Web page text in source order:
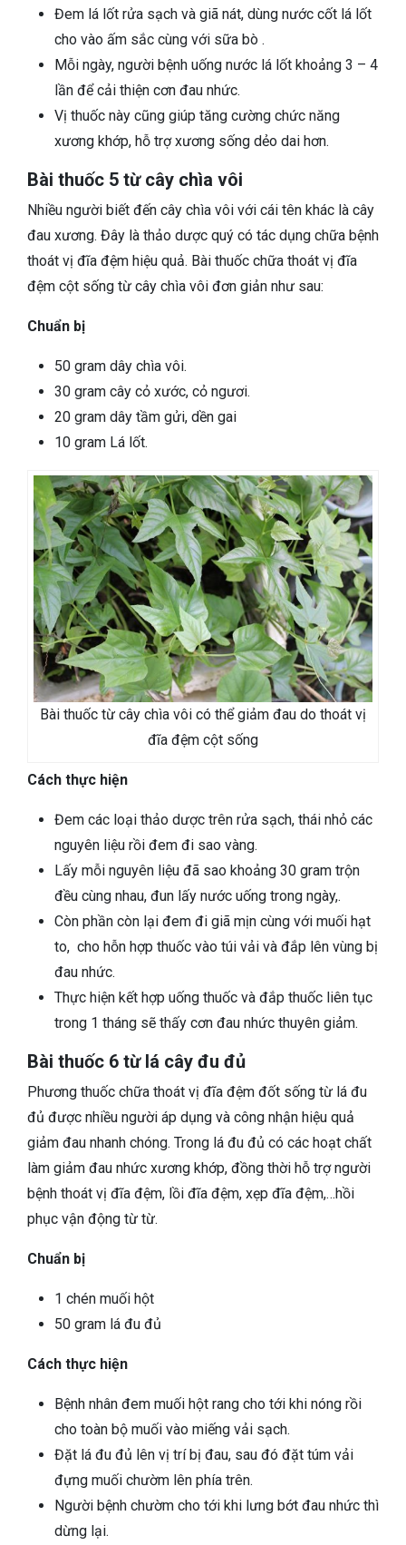
Đem lá lốt rửa sạch và giã nát, dùng nước cốt lá lốt
cho vào ấm sắc cùng với sữa bò .
Mỗi ngày, người bệnh uống nước lá lốt khoảng 3 – 4
lần để cải thiện cơn đau nhức.
Vị thuốc này cũng giúp tăng cường chức năng
xương khớp, hỗ trợ xương sống dẻo dai hơn.
Bài thuốc 5 từ cây chìa vôi
Nhiều người biết đến cây chìa vôi với cái tên khác là cây
đau xương. Đây là thảo dược quý có tác dụng chữa bệnh
thoát vị đĩa đệm hiệu quả. Bài thuốc chữa thoát vị đĩa
đệm cột sống từ cây chìa vôi đơn giản như sau:
Chuẩn bị
50 gram dây chìa vôi.
30 gram cây cỏ xước, cỏ ngươi.
20 gram dây tầm gửi, dền gai
10 gram Lá lốt.
Bài thuốc từ cây chìa vôi có thể giảm đau do thoát vị
đĩa đệm cột sống
Cách thực hiện
Đem các loại thảo dược trên rửa sạch, thái nhỏ các
nguyên liệu rồi đem đi sao vàng.
Lấy mỗi nguyên liệu đã sao khoảng 30 gram trộn
đều cùng nhau, đun lấy nước uống trong ngày,.
Còn phần còn lại đem đi giã mịn cùng với muối hạt
to, cho hỗn hợp thuốc vào túi vải và đắp lên vùng bị
đau nhức.
Thực hiện kết hợp uống thuốc và đắp thuốc liên tục
trong 1 tháng sẽ thấy cơn đau nhức thuyên giảm.
Bài thuốc 6 từ lá cây đu đủ
Phương thuốc chữa thoát vị đĩa đệm đốt sống từ lá đu
đủ được nhiều người áp dụng và công nhận hiệu quả
giảm đau nhanh chóng. Trong lá đu đủ có các hoạt chất
làm giảm đau nhức xương khớp, đồng thời hỗ trợ người
bệnh thoát vị đĩa đệm, lồi đĩa đệm, xẹp đĩa đệm,…hồi
phục vận động từ từ.
Chuẩn bị
1 chén muối hột
50 gram lá đu đủ
Cách thực hiện
Bệnh nhân đem muối hột rang cho tới khi nóng rồi
cho toàn bộ muối vào miếng vải sạch.
Đặt lá đu đủ lên vị trí bị đau, sau đó đặt túm vải
đựng muối chườm lên phía trên.
Người bệnh chườm cho tới khi lưng bớt đau nhức thì
dừng lại.